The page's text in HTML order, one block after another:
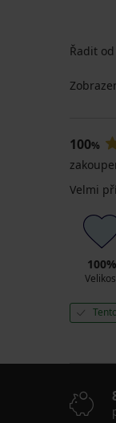
Řadit od
100%
Velmi
100%